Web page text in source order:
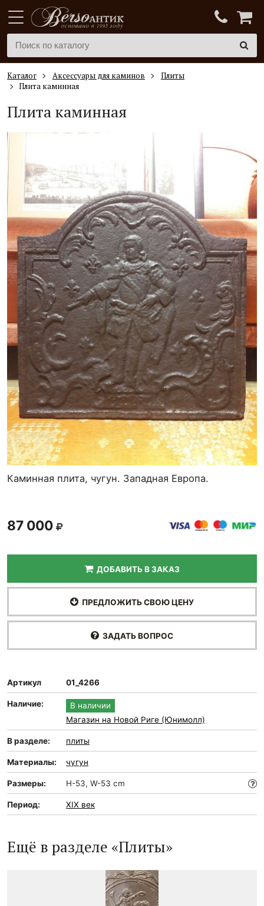
Каталог Аксессуары для каминов
Плиты
Плита каминная
Плита каминная
Каминная плита, чугун. Западная Европа.
87 000
ДОБАВИТЬ В ЗАКАЗ
ПРЕДЛОЖИТЬ СВОЮ ЦЕНУ
ЗАДАТЬ ВОПРОС
Артикул 01_4266
Наличие:
В наличии
Магазин на Новой Риге (Юнимолл)
В разделе: плиты
Материалы: чугун
Размеры: H-53, W-53 cm
Период: XIX век
Ещё в разделе «Плиты»